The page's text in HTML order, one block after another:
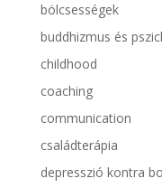
bölcsességek
buddhizmus és
childhood
coaching
communication
családterápia
depresszió kontra